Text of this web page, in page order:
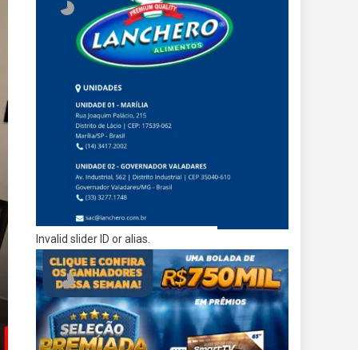
Invalid slider ID or alias.